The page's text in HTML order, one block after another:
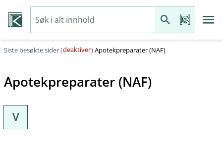
Siste besøkte sider (deaktiver)Apotekpreparater (NAF)
Apotekpreparater (NAF)
V